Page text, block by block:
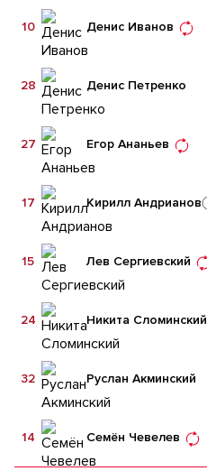
Денис Иванов
10
Денис Петренко
28
Егор Ананьев
27
Кирилл Андрианов
17
Лев Сергиевский
15
Никита Сломинский
24
Руслан Акминский
32
Семён Чевелев
14